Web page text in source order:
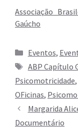
Associação
Gaúcho
Categorias
Eventos,
Tags
ABP Capítulo
Psicomotricidade,
OFicinas,
Margarida
Documentário